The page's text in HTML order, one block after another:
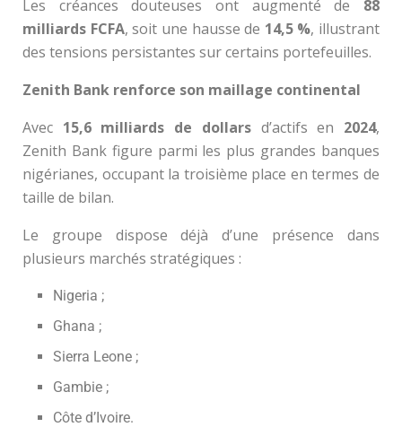
Les créances douteuses ont augmenté de 88
milliards FCFA, soit une hausse de 14,5 %, illustrant
des tensions persistantes sur certains portefeuilles.
Zenith Bank renforce son maillage continental
Avec 15,6 milliards de dollarsd’actifs en 2024,
Zenith Bank figure parmi les plus grandes banques
nigérianes, occupant la troisième place en termes de
taille de bilan.
Le groupe dispose déjà d’une présence dans
plusieurs marchés stratégiques :
Nigeria ;
Ghana ;
Sierra Leone ;
Gambie ;
Côte d’Ivoire.